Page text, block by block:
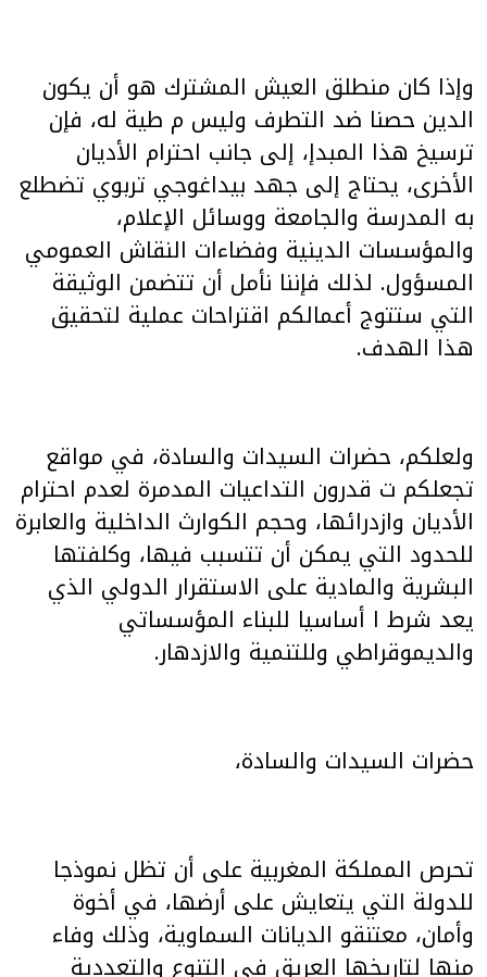
وإذا كان منطلق العيش المشترك هو أن يكون
الدين حصنا ضد التطرف وليس م طية له، فإن
ترسيخ هذا المبدإ، إلى جانب احترام الأديان
الأخرى، يحتاج إلى جهد بيداغوجي تربوي تضطلع
به المدرسة والجامعة ووسائل الإعلام،
والمؤسسات الدينية وفضاءات النقاش العمومي
المسؤول. لذلك فإننا نأمل أن تتضمن الوثيقة
التي ستتوج أعمالكم اقتراحات عملية لتحقيق
هذا الهدف.
ولعلكم، حضرات السيدات والسادة، في مواقع
تجعلكم ت قدرون التداعيات المدمرة لعدم احترام
الأديان وازدرائها، وحجم الكوارث الداخلية والعابرة
للحدود التي يمكن أن تتسبب فيها، وكلفتها
البشرية والمادية على الاستقرار الدولي الذي
يعد شرط ا أساسيا للبناء المؤسساتي
والديموقراطي وللتنمية والازدهار.
حضرات السيدات والسادة،
تحرص المملكة المغربية على أن تظل نموذجا
للدولة التي يتعايش على أرضها، في أخوة
وأمان، معتنقو الديانات السماوية، وذلك وفاء
منها لتاريخها العريق في التنوع والتعددية